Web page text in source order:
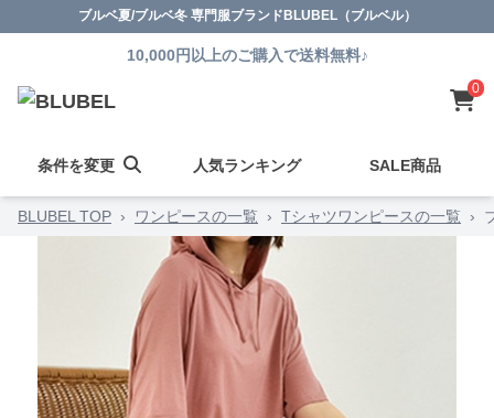
ブルベ夏/ブルベ冬 専門服ブランドBLUBEL（ブルベル）
10,000円以上のご購入で送料無料♪
0
条件を変更 人気ランキング SALE商品
BLUBEL TOP › ワンピースの一覧 › Tシャツワンピースの一覧 ›